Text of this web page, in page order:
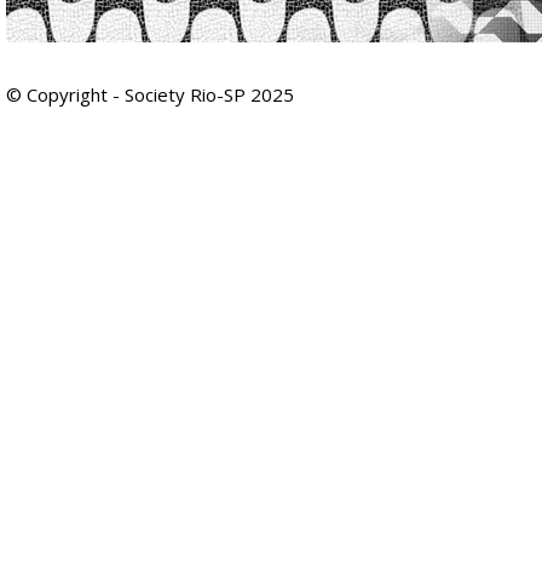
© Copyright - Society Rio-SP 2025